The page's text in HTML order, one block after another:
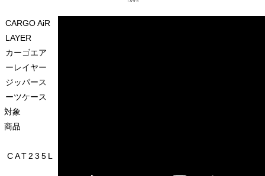
CARGO AiR
LAYER
カーゴエア
ーレイヤー
ジッパース
ーツケース
対象
商品